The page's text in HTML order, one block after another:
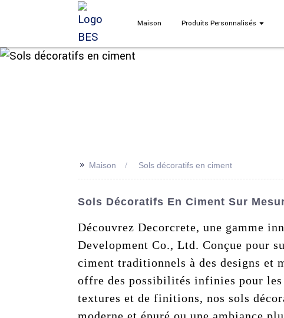
Maison Produits Personnalisés
>> Maison Sols décoratifs en ciment
Sols Décoratifs En Ciment Sur
Découvrez Decorcrete, une gamme
Development Co., Ltd. Conçue pour
ciment traditionnels à des designs et
offre des possibilités infinies pour les
textures et de finitions, nos sols